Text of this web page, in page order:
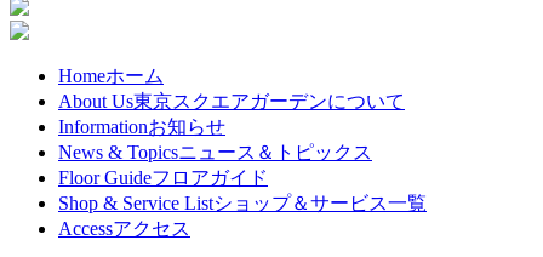
Homeホーム
About Us東京スクエアガーデンについて
Informationお知らせ
News & Topicsニュース＆トピックス
Floor Guideフロアガイド
Shop & Service Listショップ＆サービス一覧
Access​アクセス